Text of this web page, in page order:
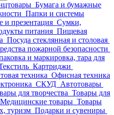
Бумага и бумажные
Папки и системы
и презентация Сумки,
питания Пищевая
Посуда стеклянная и столовая
пожарной безопасности
и маркировка, тара для
Картриджи
техника Офисная техника
СКУД Автотовары
для творчества Товары для
Медицинские товары Товары
туризм Подарки и сувениры